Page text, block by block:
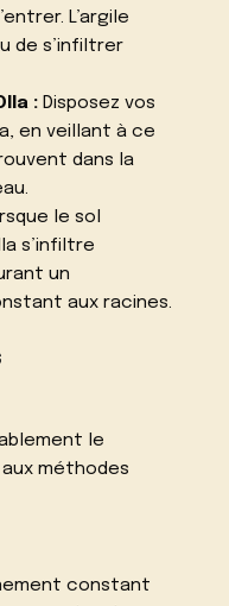
L’argile
de s’infiltrer
:Disposez vos
en veillant à ce
dans la
le sol
s’infiltre
un
aux racines.
le
méthodes
constant